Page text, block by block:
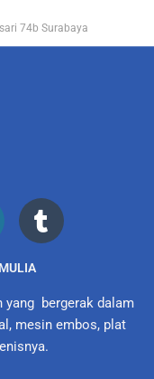
74b Surabaya
yang bergerak dalam
mesin embos, plat